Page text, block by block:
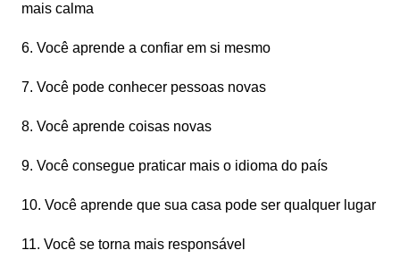
mais calma
6. Você aprende a confiar em si mesmo
7. Você pode conhecer pessoas novas
8. Você aprende coisas novas
9. Você consegue praticar mais o idioma do país
10. Você aprende que sua casa pode ser qualquer lugar
11. Você se torna mais responsável